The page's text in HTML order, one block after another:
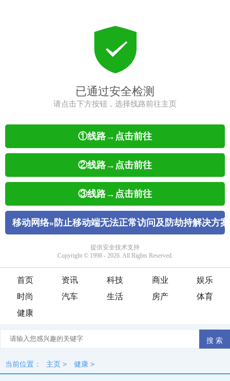
首页 资讯 科技 商业
娱乐
时尚
汽车 生活 房产
体育
健康
当前位置： 主页 > 健康 >